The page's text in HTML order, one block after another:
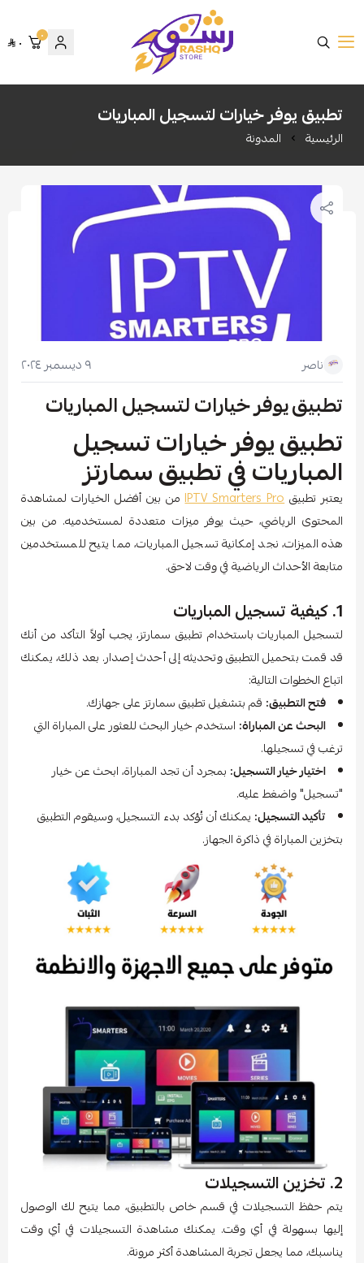
متجر رشق
٠ ٠
تطبيق يوفر خيارات لتسجيل المباريات
الرئيسية المدونة
ناصر ٩ ديسمبر ٢٠٢٤
تطبيق يوفر خيارات لتسجيل المباريات
تطبيق يوفر خيارات تسجيل
المباريات في تطبيق سمارتز
يعتبر تطبيقIPTV Smarters Proمن بين أفضل الخيارات لمشاهدة
المحتوى الرياضي، حيث يوفر ميزات متعددة لمستخدميه. من بين
هذه الميزات، نجد إمكانية تسجيل المباريات، مما يتيح للمستخدمين
متابعة الأحداث الرياضية في وقت لاحق.
1. كيفية تسجيل المباريات
لتسجيل المباريات باستخدام تطبيق سمارتز، يجب أولاً التأكد من أنك
قد قمت بتحميل التطبيق وتحديثه إلى أحدث إصدار. بعد ذلك، يمكنك
اتباع الخطوات التالية:
فتح التطبيق: قم بتشغيل تطبيق سمارتز على جهازك.
البحث عن المباراة: استخدم خيار البحث للعثور على المباراة التي
ترغب في تسجيلها.
اختيار خيار التسجيل: بمجرد أن تجد المباراة، ابحث عن خيار
"تسجيل" واضغط عليه.
تأكيد التسجيل: يمكنك أن تُؤكد بدء التسجيل، وسيقوم التطبيق
بتخزين المباراة في ذاكرة الجهاز.
2. تخزين التسجيلات
يتم حفظ التسجيلات في قسم خاص بالتطبيق، مما يتيح لك الوصول
إليها بسهولة في أي وقت. يمكنك مشاهدة التسجيلات في أي وقت
يناسبك، مما يجعل تجربة المشاهدة أكثر مرونة.